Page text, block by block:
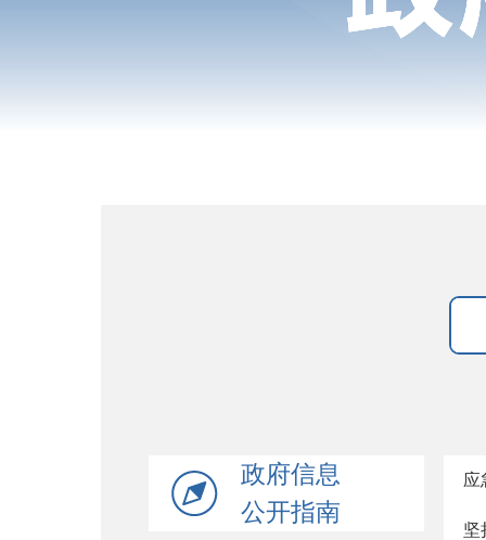
政府信息
公开指南
应
坚